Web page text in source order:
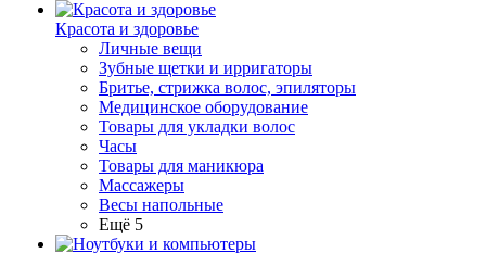
Красота и здоровье
Личные вещи
Зубные щетки и ирригаторы
Бритье, стрижка волос, эпиляторы
Медицинское оборудование
Товары для укладки волос
Часы
Товары для маникюра
Массажеры
Весы напольные
Ещё 5